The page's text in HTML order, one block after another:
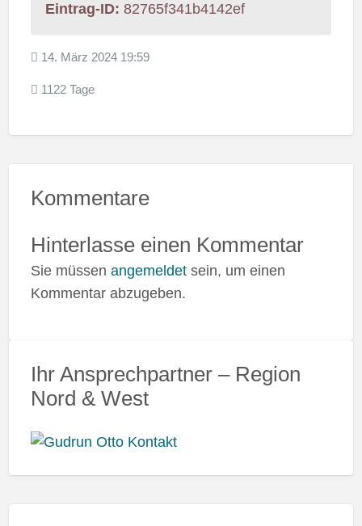
Eintrag-ID: 82765f341b4142ef
14. März 2024 19:59
1122 Tage
Kommentare
Hinterlasse einen Kommentar
Sie müssen angemeldetsein, um einen
Kommentar abzugeben.
Ihr Ansprechpartner – Region
Nord & West